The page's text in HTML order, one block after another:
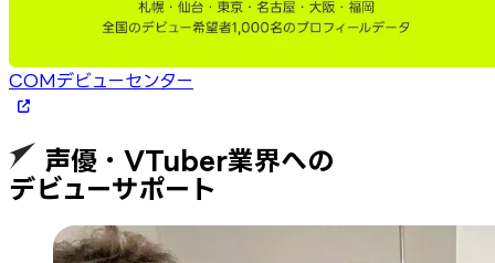
COMデビューセンター
声優・VTuber業界への
デビューサポート